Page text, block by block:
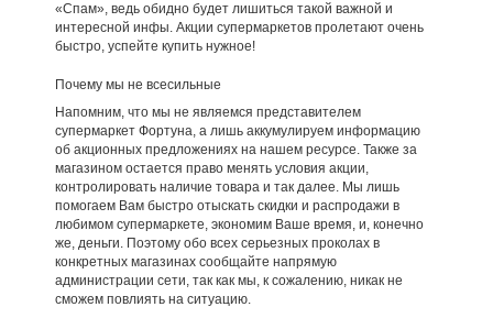
«Спам», ведь обидно будет лишиться такой важной и
интересной инфы. Акции супермаркетов пролетают очень
быстро, успейте купить нужное!
Почему мы не всесильные
Напомним, что мы не являемся представителем
супермаркет Фортуна, а лишь аккумулируем информацию
об акционных предложениях на нашем ресурсе. Также за
магазином остается право менять условия акции,
контролировать наличие товара и так далее. Мы лишь
помогаем Вам быстро отыскать скидки и распродажи в
любимом супермаркете, экономим Ваше время, и, конечно
же, деньги. Поэтому обо всех серьезных проколах в
конкретных магазинах сообщайте напрямую
администрации сети, так как мы, к сожалению, никак не
сможем повлиять на ситуацию.